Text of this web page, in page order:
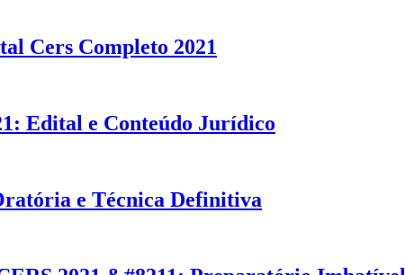
Cers Completo 2021
Edital e Conteúdo Jurídico
e Técnica Definitiva